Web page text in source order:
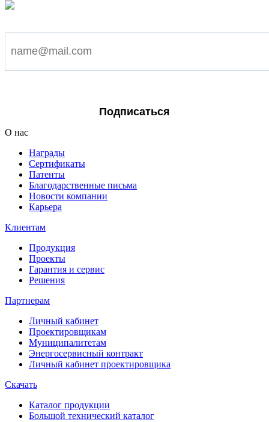
Подписаться
О нас
Награды
Сертификаты
Патенты
Благодарственные письма
Новости компании
Карьера
Клиентам
Продукция
Проекты
Гарантия и сервис
Решения
Партнерам
Личный кабинет
Проектировщикам
Муниципалитетам
Энергосервисный контракт
Личный кабинет проектировщика
Скачать
Каталог продукции
Большой технический каталог